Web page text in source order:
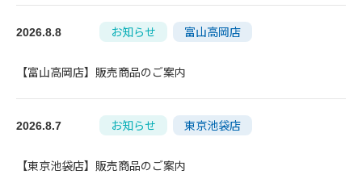
2026.8.8 お知らせ 富山高岡店
【富山高岡店】販売商品のご案内
2026.8.7 お知らせ 東京池袋店
【東京池袋店】販売商品のご案内